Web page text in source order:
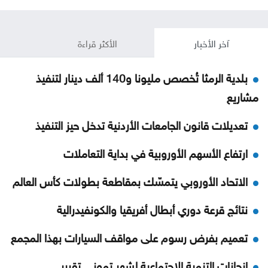
آخر الأخبار الأكثر قراءة
بلدية الرمثا تُخصص مليونا و140 ألف دينار لتنفيذ
مشاريع
تعديلات قانون الجامعات الأردنية تدخل حيز التنفيذ
ارتفاع الأسهم الأوروبية في بداية التعاملات
الاتحاد الأوروبي يتمسّك بمقاطعة بطولات كأس العالم
نتائج قرعة دوري أبطال أفريقيا والكونفيدرالية
تعميم بفرض رسوم على مواقف السيارات بهذا المجمع